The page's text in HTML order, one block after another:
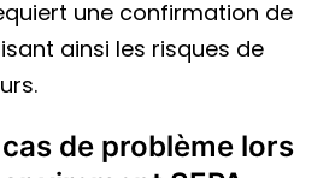
une confirmation de
ainsi les risques de
de problème lors